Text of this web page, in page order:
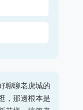
聊聊老虎城的
，那邊根本是